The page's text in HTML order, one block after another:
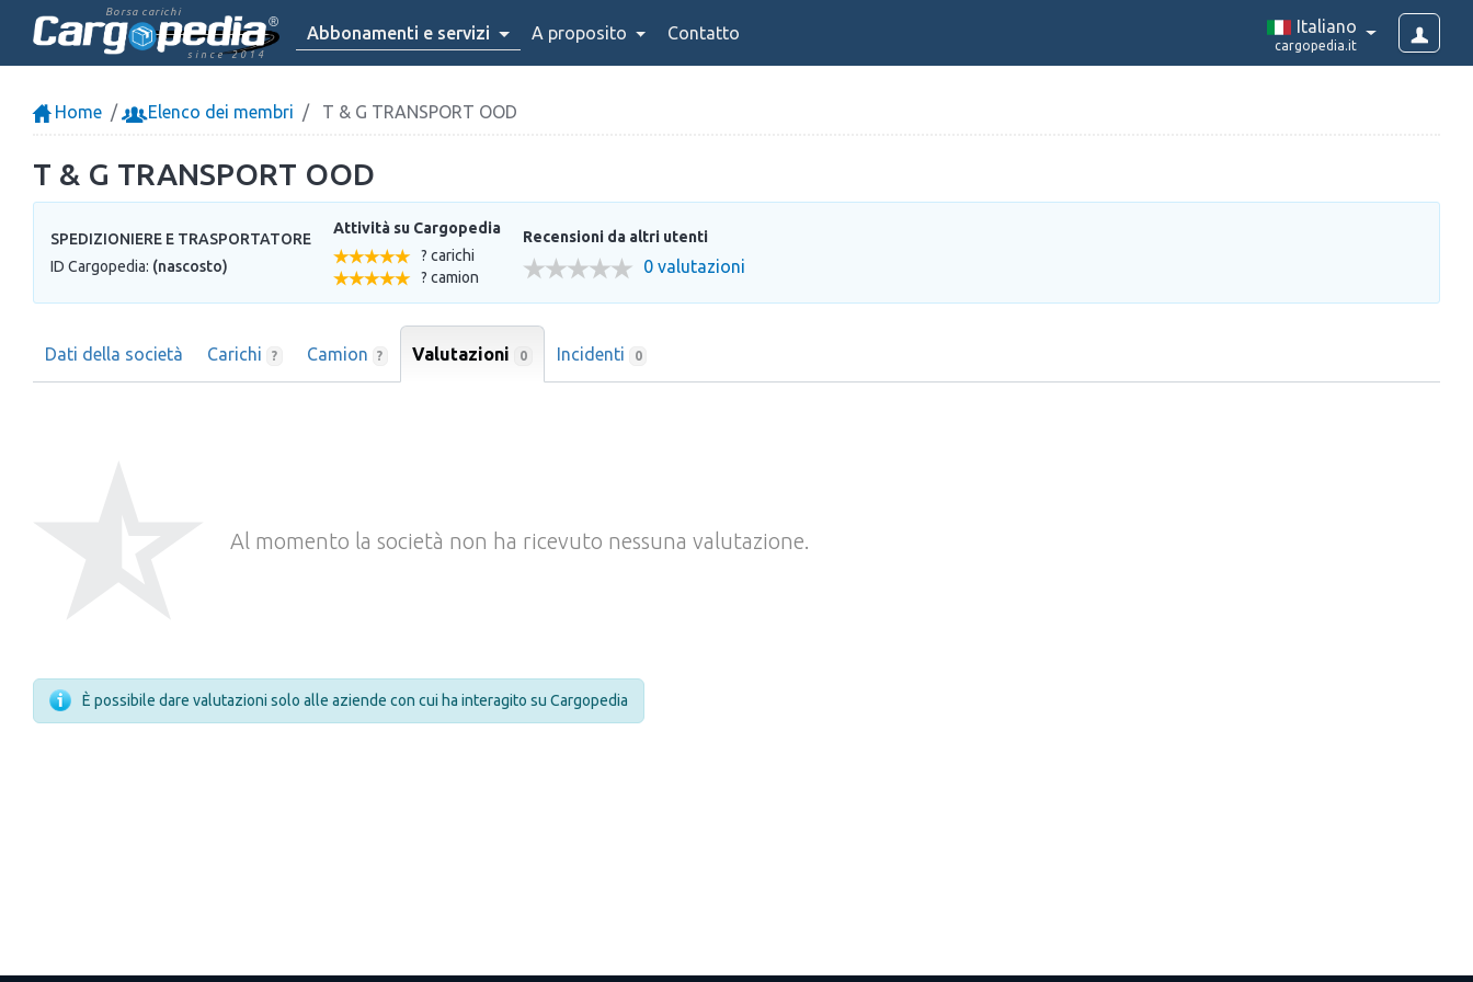
Borsa carichi
since 2014
Abbonamenti e servizi A proposito Contatto Italiano
cargopedia.it
Home Elenco dei membri T & G TRANSPORT OOD
T & G TRANSPORT OOD
SPEDIZIONIERE E TRASPORTATORE
ID Cargopedia: (nascosto)
Attività su Cargopedia
? carichi
? camion
Recensioni da altri utenti
0 valutazioni
Dati della società Carichi ? Camion ? Valutazioni 0 Incidenti 0
Al momento la società non ha ricevuto nessuna valutazione.
È possibile dare valutazioni solo alle aziende con cui ha interagito su Cargopedia